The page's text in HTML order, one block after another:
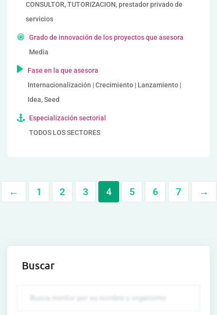
CONSULTOR, TUTORIZACION, prestador privado de
servicios
Grado de innovación de los proyectos que asesora
Media
Fase en la que asesora
Internacionalización | Crecimiento | Lanzamiento |
Idea, Seed
Especialización sectorial
TODOS LOS SECTORES
← 1 2 3 4 5 6 7 →
Buscar